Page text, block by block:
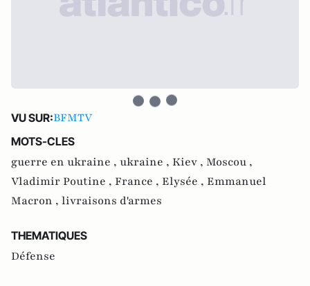
VU SUR:BFMTV
MOTS-CLES
guerre en ukraine , ukraine , Kiev , Moscou ,
Vladimir Poutine , France , Elysée , Emmanuel
Macron , livraisons d'armes
THEMATIQUES
Défense